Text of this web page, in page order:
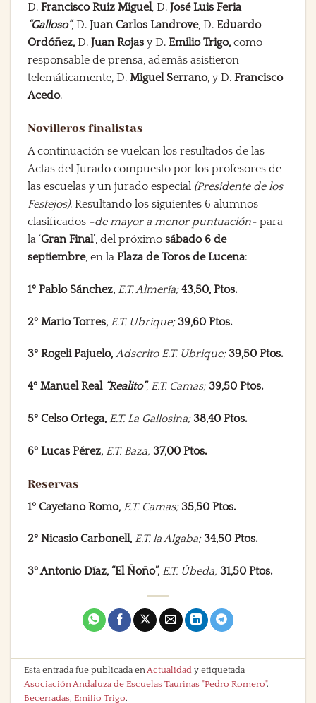
D. Francisco Ruiz Miguel, D. José Luis Feria
“Galloso”, D. Juan Carlos Landrove, D. Eduardo
Ordóñez, D. Juan Rojas y D. Emilio Trigo, como
responsable de prensa, además asistieron
telemáticamente, D. Miguel Serrano, y D. Francisco
Acedo.
Novilleros finalistas
A continuación se vuelcan los resultados de las
Actas del Jurado compuesto por los profesores de
las escuelas y un jurado especial (Presidente de los
Festejos). Resultando los siguientes 6 alumnos
clasificados -de mayor a menor puntuación- para
la ‘Gran Final’, del próximo sábado 6 de
septiembre, en la Plaza de Toros de Lucena:
1º Pablo Sánchez, E.T. Almería; 43,50, Ptos.
2º Mario Torres, E.T. Ubrique; 39,60 Ptos.
3º Rogeli Pajuelo, Adscrito E.T. Ubrique;39,50 Ptos.
4º Manuel Real “Realito”, E.T. Camas; 39,50 Ptos.
5º Celso Ortega, E.T. La Gallosina; 38,40 Ptos.
6º Lucas Pérez, E.T. Baza; 37,00 Ptos.
Reservas
1º Cayetano Romo, E.T. Camas; 35,50 Ptos.
2º Nicasio Carbonell, E.T. la Algaba; 34,50 Ptos.
3º Antonio Díaz, “El Ñoño”, E.T. Úbeda; 31,50 Ptos.
Esta entrada fue publicada enActualidad y etiquetada
Asociación Andaluza de Escuelas Taurinas "Pedro Romero",
Becerradas,Emilio Trigo.